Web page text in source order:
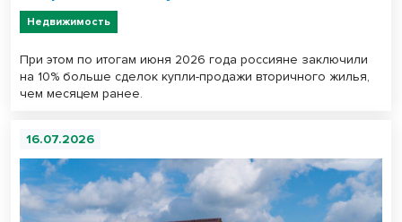
Недвижимость
При этом по итогам июня 2026 года россияне заключили
на 10% больше сделок купли-продажи вторичного жилья,
чем месяцем ранее.
16.07.2026